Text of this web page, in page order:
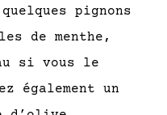
pignons
de menthe,
si vous le
également un